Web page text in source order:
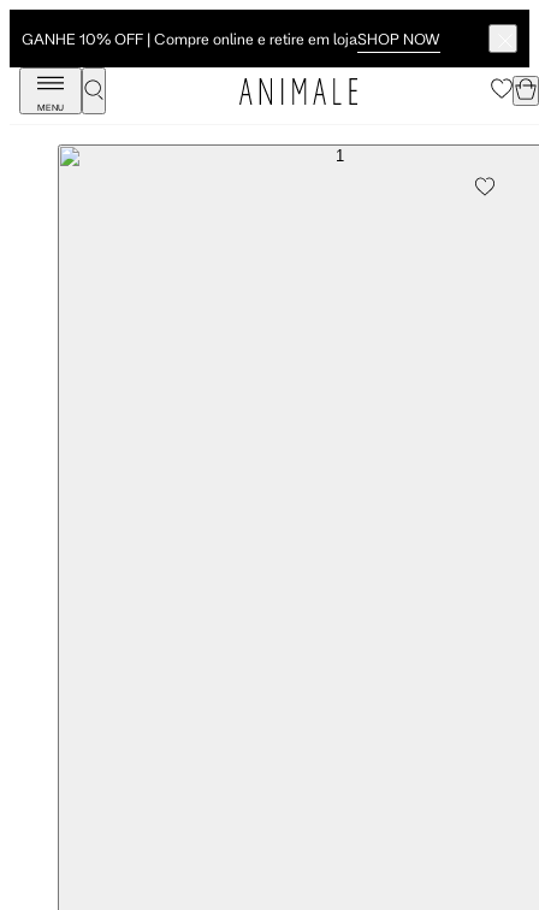
GANHE 10% OFF | Compre online e retire em lojaSHOP NOW
MENU